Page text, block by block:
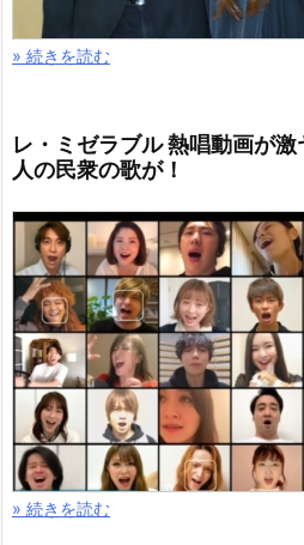
» 続きを読む
レ・ミゼラブル 熱唱動画が
人の民衆の歌が！
» 続きを読む